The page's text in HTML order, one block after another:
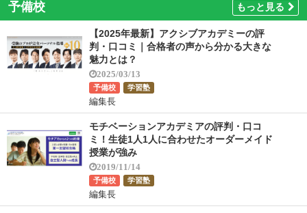
予備校 もっと見る
【2025年最新】アクシブアカデミーの評
判・口コミ｜合格者の声から分かる大きな
魅力とは？
2025/03/13
予備校 学習塾
編集長
モチベーションアカデミアの評判・口コ
ミ！生徒1人1人に合わせたオーダーメイド
授業が強み
2019/11/14
予備校 学習塾
編集長